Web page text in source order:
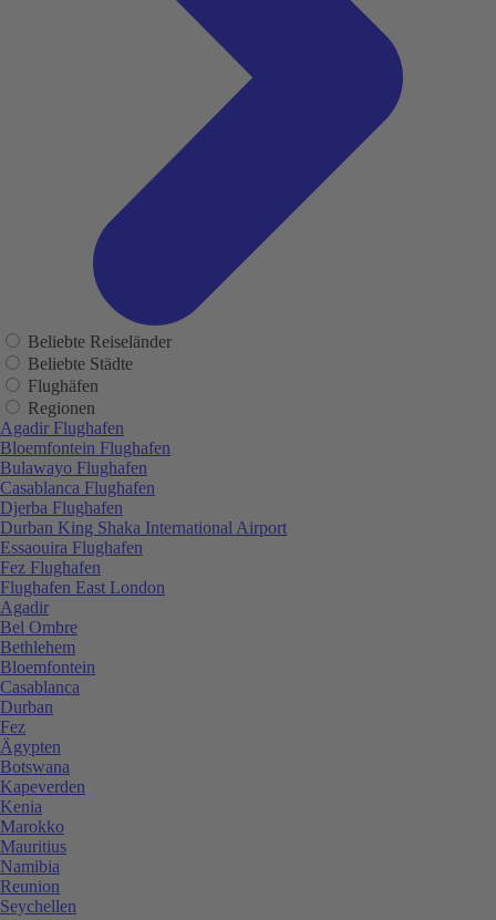
Beliebte Reiseländer
Beliebte Städte
Flughäfen
Regionen
Agadir Flughafen
Bloemfontein Flughafen
Bulawayo Flughafen
Casablanca Flughafen
Djerba Flughafen
Durban King Shaka International Airport
Essaouira Flughafen
Fez Flughafen
Flughafen East London
Agadir
Bel Ombre
Bethlehem
Bloemfontein
Casablanca
Durban
Fez
Ägypten
Botswana
Kapeverden
Kenia
Marokko
Mauritius
Namibia
Reunion
Seychellen